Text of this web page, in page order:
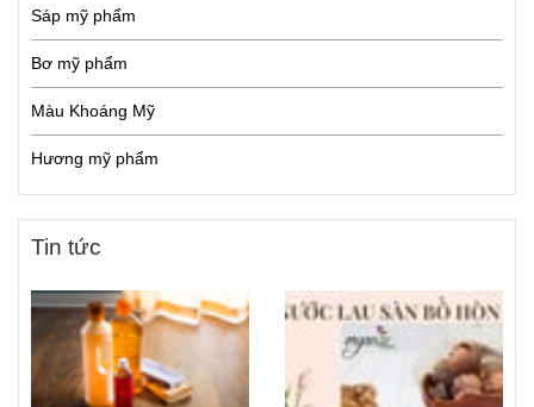
Sáp mỹ phẩm
Bơ mỹ phẩm
Màu Khoáng Mỹ
Hương mỹ phẩm
Tin tức